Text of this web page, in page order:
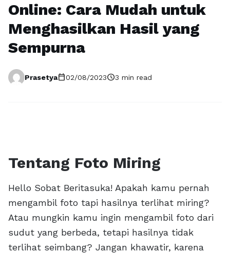
Online: Cara Mudah untuk
Menghasilkan Hasil yang
Sempurna
Prasetyacalendar_today02/08/2023schedule3 min read
Tentang Foto Miring
Hello Sobat Beritasuka! Apakah kamu pernah
mengambil foto tapi hasilnya terlihat miring?
Atau mungkin kamu ingin mengambil foto dari
sudut yang berbeda, tetapi hasilnya tidak
terlihat seimbang? Jangan khawatir, karena